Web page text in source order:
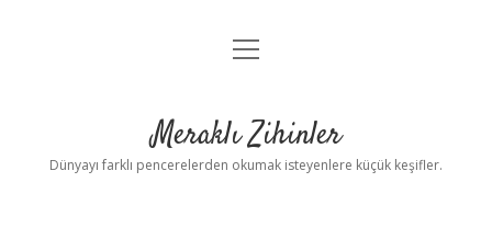
Anasayfa
Yasal Uyarı
menüyü
Meraklı Zihinler
Dünyayı farklı pencerelerden okumak isteyenlere küçük keşifler.